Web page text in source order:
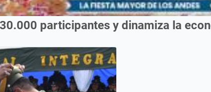
participantes y dinamiza la